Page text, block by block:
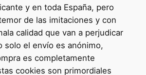
y en toda España, pero
de las imitaciones y con
calidad que van a perjudicar
solo el envío es anónimo,
es completamente
cookies son primordiales